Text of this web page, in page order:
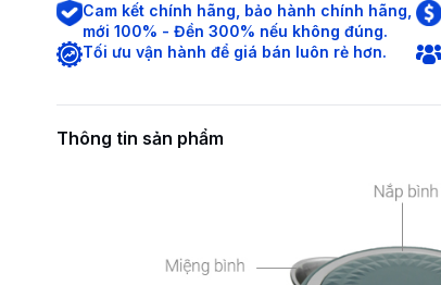
Cam kết chính hãng, bảo hành chính hãng,
mới 100% - Đền 300% nếu không đúng.
Tối ưu vận hành để giá bán luôn rẻ hơn.
Thông tin sản phẩm